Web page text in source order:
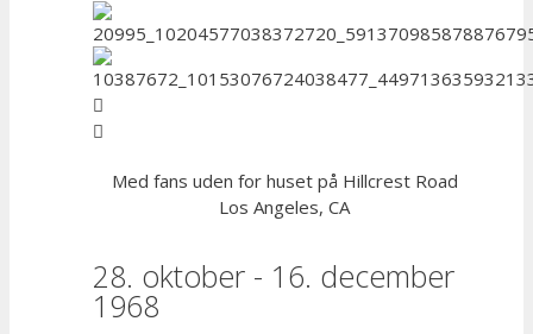
Med fans uden for huset på Hillcrest Road
Los Angeles, CA
28. oktober - 16. december
1968